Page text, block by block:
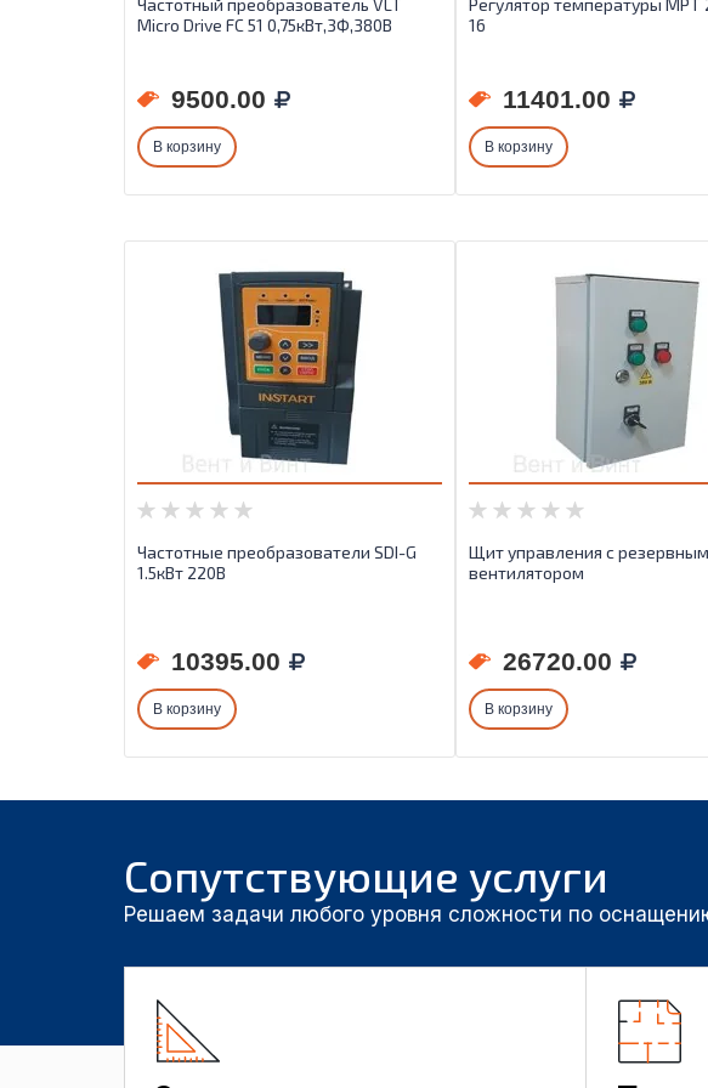
Частотный преобразователь VLT
Micro Drive FC 51 0,75кВт,3Ф,380В
9500.00
В корзину
Регулятор температуры МРТ
16
11401.00
В корзину
Частотные преобразователи SDI-G
1.5кВт 220B
10395.00
В корзину
Щит управления с резервным
вентилятором
26720.00
В корзину
Сопутствующие услуги
Решаем задачи любого уровня сложности по